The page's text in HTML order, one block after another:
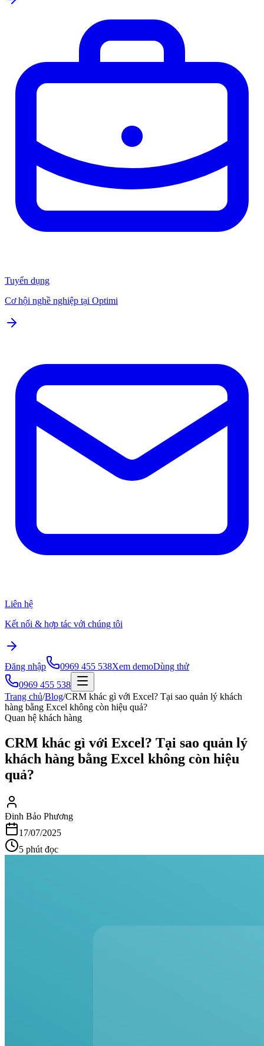
Tuyển dụng
Cơ hội nghề nghiệp tại Optimi
Liên hệ
Kết nối & hợp tác với chúng tôi
Đăng nhập 0969 455 538Xem demoDùng thử
0969 455 538
Trang chủ/Blog/CRM khác gì với Excel? Tại sao quản lý khách
hàng bằng Excel không còn hiệu quả?
Quan hệ khách hàng
CRM khác gì với Excel? Tại sao quản lý
khách hàng bằng Excel không còn hiệu
quả?
Đinh Bảo Phương
17/07/2025
5 phút đọc